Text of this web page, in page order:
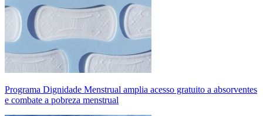
Programa Dignidade Menstrual amplia acesso gratuito a absorventes
e combate a pobreza menstrual